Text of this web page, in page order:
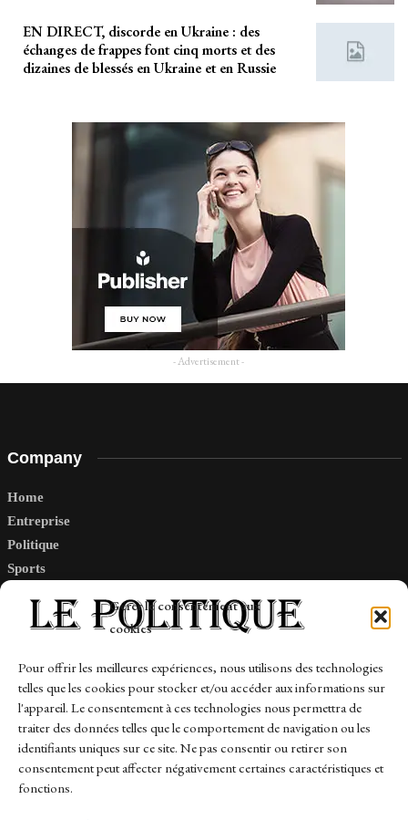
Gérer le consentement aux
cookies
Pour offrir les meilleures expériences, nous utilisons des technologies
telles que les cookies pour stocker et/ou accéder aux informations sur
l'appareil. Le consentement à ces technologies nous permettra de
traiter des données telles que le comportement de navigation ou les
identifiants uniques sur ce site. Ne pas consentir ou retirer son
consentement peut affecter négativement certaines caractéristiques et
fonctions.
EN DIRECT, discorde en Ukraine : des
échanges de frappes font cinq morts et des
dizaines de blessés en Ukraine et en Russie
- Advertisement -
Company
Home
Entreprise
Politique
Sports
Links
Contact
Sitemap